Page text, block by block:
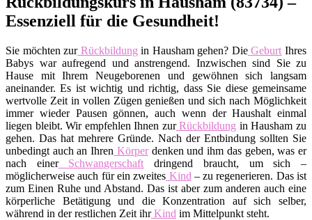
Essenziell für die Gesundheit!
Sie möchten zurRückbildung in Hausham gehen? DieGeburt Ihres
Babys war aufregend und anstrengend. Inzwischen sind Sie zu
Hause mit Ihrem Neugeborenen und gewöhnen sich langsam
aneinander. Es ist wichtig und richtig, dass Sie diese gemeinsame
wertvolle Zeit in vollen Zügen genießen und sich nach Möglichkeit
immer wieder Pausen gönnen, auch wenn der Haushalt einmal
liegen bleibt. Wir empfehlen Ihnen zurRückbildung in Hausham zu
gehen. Das hat mehrere Gründe. Nach der Entbindung sollten Sie
unbedingt auch an Ihren Körperdenken und ihm das geben, was er
nach einerSchwangerschaft dringend braucht, um sich –
möglicherweise auch für ein zweites Kind – zu regenerieren. Das ist
zum Einen Ruhe und Abstand. Das ist aber zum anderen auch eine
körperliche Betätigung und die Konzentration auf sich selber,
während in der restlichen Zeit ihrKind im Mittelpunkt steht.